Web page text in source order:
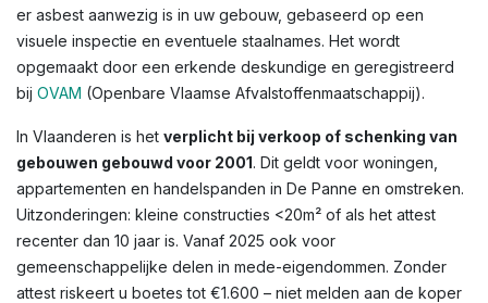
er asbest aanwezig is in uw gebouw, gebaseerd op een
visuele inspectie en eventuele staalnames. Het wordt
opgemaakt door een erkende deskundige en geregistreerd
bij OVAM (Openbare Vlaamse Afvalstoffenmaatschappij).
In Vlaanderen is het verplicht bij verkoop of schenking van
gebouwen gebouwd voor 2001. Dit geldt voor woningen,
appartementen en handelspanden in De Panne en omstreken.
Uitzonderingen: kleine constructies <20m² of als het attest
recenter dan 10 jaar is. Vanaf 2025 ook voor
gemeenschappelijke delen in mede-eigendommen. Zonder
attest riskeert u boetes tot €1.600 – niet melden aan de koper